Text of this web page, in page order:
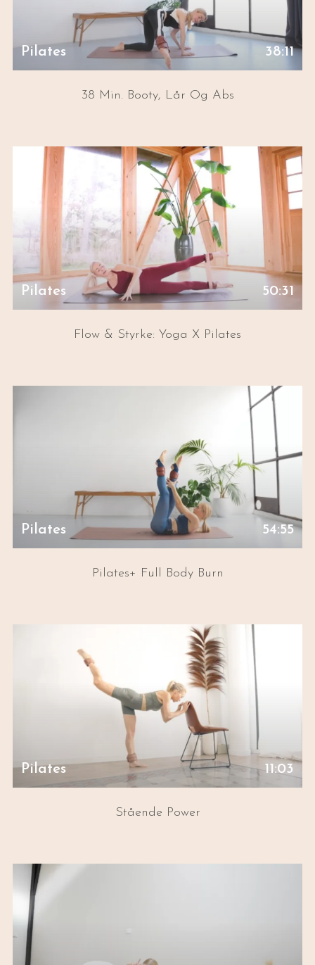
Pilates 38:11
38 Min. Booty, Lår Og Abs
Pilates 50:31
Flow & Styrke: Yoga X Pilates
Pilates 54:55
Pilates+ Full Body Burn
Pilates 11:03
Stående Power